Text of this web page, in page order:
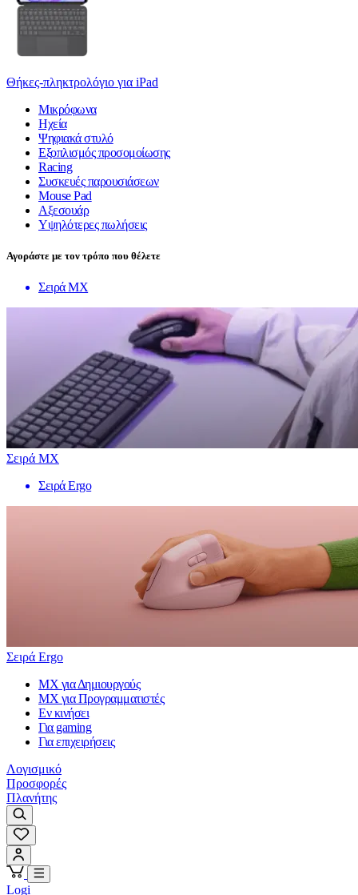
Θήκες-πληκτρολόγιο για iPad
Μικρόφωνα
Ηχεία
Ψηφιακά στυλό
Εξοπλισμός προσομοίωσης
Racing
Συσκευές παρουσιάσεων
Mouse Pad
Αξεσουάρ
Υψηλότερες πωλήσεις
Αγοράστε με τον τρόπο που θέλετε
Σειρά MX
Σειρά MX
Σειρά Ergo
Σειρά Ergo
MX για Δημιουργούς
MX για Προγραμματιστές
Εν κινήσει
Για gaming
Για επιχειρήσεις
Λογισμικό
Προσφορές
Πλανήτης
Logi